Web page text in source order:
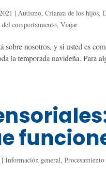
|Autismo,Crianza de los hijos,
del comportamiento,Viajar
sobre nosotros, y si usted es
la temporada navideña. Para
|Información general,